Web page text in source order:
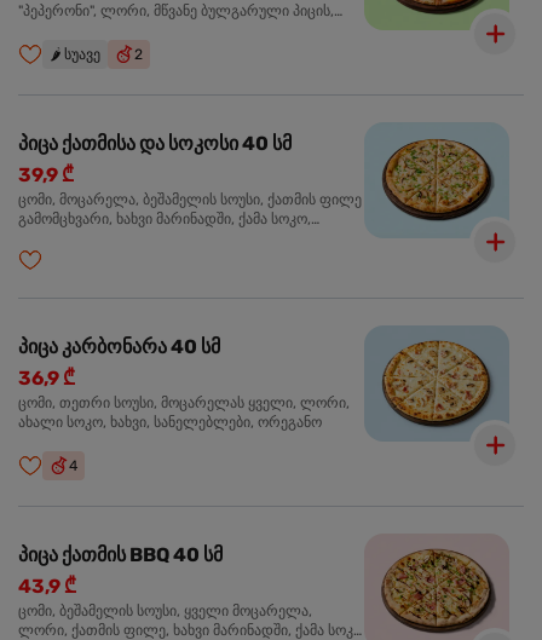
"პეპერონი", ლორი, მწვანე ბულგარული პიცის,
🌶️ სუავე 2
პიცა ქათმისა და სოკოსი 40 სმ
39,9 ₾
ცომი, მოცარელა, ბეშამელის სოუსი, ქათმის ფილე
გამომცხვარი, ხახვი მარინადში, ქამა სოკო,
პიცა კარბონარა 40 სმ
36,9 ₾
ცომი, თეთრი სოუსი, მოცარელას ყველი, ლორი,
ახალი სოკო, ხახვი, სანელებლები, ორეგანო
4
პიცა ქათმის BBQ 40 სმ
43,9 ₾
ცომი, ბეშამელის სოუსი, ყველი მოცარელა,
ლორი, ქათმის ფილე, ხახვი მარინადში, ქამა სოკო